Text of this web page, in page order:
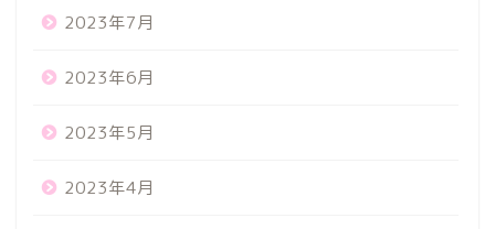
2023年7月
2023年6月
2023年5月
2023年4月